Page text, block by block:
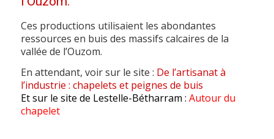
Ces productions utilisaient les abondantes
ressources en buis des massifs calcaires de la
vallée de l’Ouzom.
En attendant, voir sur le site : De l’artisanat à
l’industrie : chapelets et peignes de buis
Et sur le site de Lestelle-Bétharram : Autour du
chapelet